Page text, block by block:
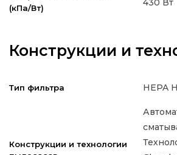
(кПа/Вт)
Конструкции и
Тип фильтра HEPA
Конструкции и технологии